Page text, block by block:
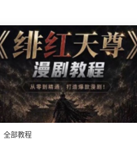
全部教程